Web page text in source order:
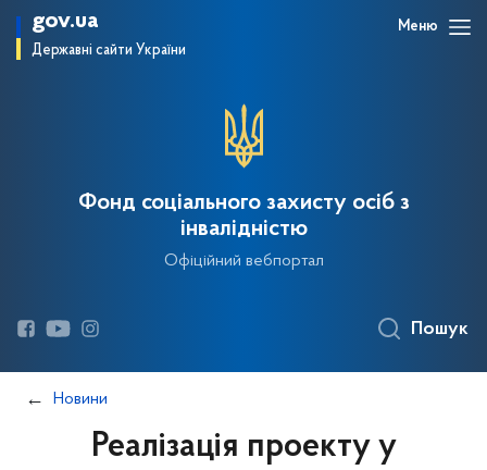
gov.ua
Державні сайти України
Меню
Фонд соціального захисту осіб з
інвалідністю
Офіційний вебпортал
Пошук
Новини
Реалізація проекту у